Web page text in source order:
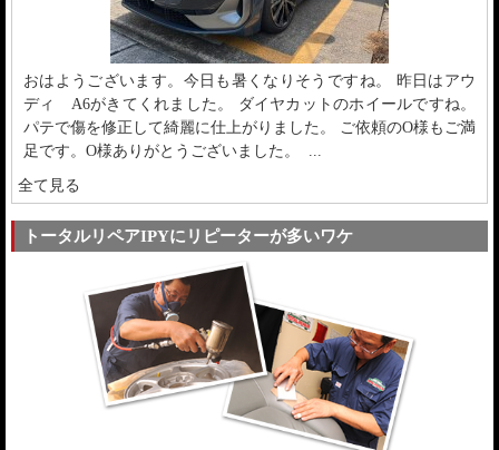
おはようございます。今日も暑くなりそうですね。 昨日はアウ
ディ A6がきてくれました。 ダイヤカットのホイールですね。
パテで傷を修正して綺麗に仕上がりました。 ご依頼のO様もご満
足です。O様ありがとうございました。 ...
全て見る
トータルリペアIPYにリピーターが多いワケ